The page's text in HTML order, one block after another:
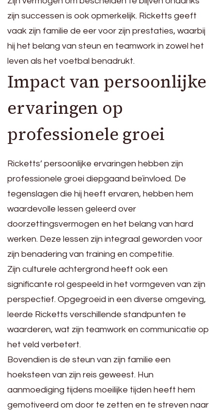
zijn successen is ook opmerkelijk. Ricketts geeft
vaak zijn familie de eer voor zijn prestaties, waarbij
hij het belang van steun en teamwork in zowel het
leven als het voetbal benadrukt.
Impact van persoonlijke
ervaringen op
professionele groei
Ricketts’ persoonlijke ervaringen hebben zijn
professionele groei diepgaand beïnvloed. De
tegenslagen die hij heeft ervaren, hebben hem
waardevolle lessen geleerd over
doorzettingsvermogen en het belang van hard
werken. Deze lessen zijn integraal geworden voor
zijn benadering van training en competitie.
Zijn culturele achtergrond heeft ook een
significante rol gespeeld in het vormgeven van zijn
perspectief. Opgegroeid in een diverse omgeving,
leerde Ricketts verschillende standpunten te
waarderen, wat zijn teamwork en communicatie op
het veld verbetert.
Bovendien is de steun van zijn familie een
hoeksteen van zijn reis geweest. Hun
aanmoediging tijdens moeilijke tijden heeft hem
gemotiveerd om door te zetten en te streven naar